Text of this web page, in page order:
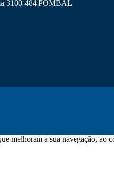
3100-484 POMBAL
melhoram a sua navegação, ao